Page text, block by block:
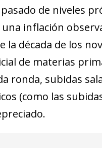
de niveles
inflación
la década de los
de materias
ronda, subidas
(como las